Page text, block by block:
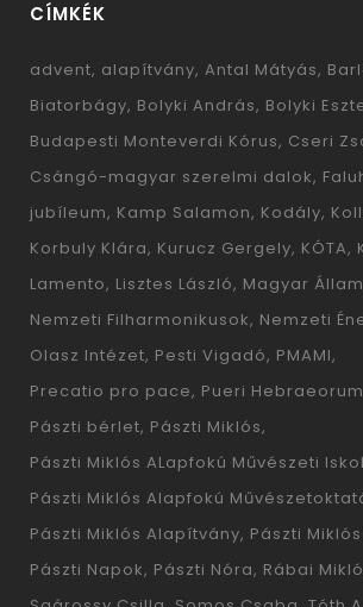
CÍMKÉK
advent alapítvány Antal Mátyás
Biatorbágy Bolyki András Bolyki
Budapesti Monteverdi Kórus Cseri
Csángó-magyar szerelmi dalok
jubíleum Kamp Salamon Kodály
Korbuly Klára Kurucz Gergely KÓTA
Lamento Lisztes László Magyar
Nemzeti Filharmonikusok Nemzeti
Olasz Intézet Pesti Vigadó PMAMI
Precatio pro pace Pueri Hebraeorum
Pászti bérlet Pászti Miklós
Pászti Miklós ALapfokú Művészeti
Pászti Miklós Alapfokú
Pászti Miklós Alapítvány Pászti
Pászti Napok Pászti Nóra Rábai